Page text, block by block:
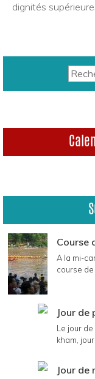
dignités
Course
A la mi-
course de
Jour de
Le jour
kham,
Jour de